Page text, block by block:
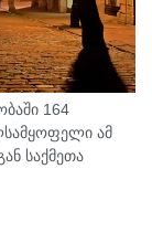
164
ამ
საქმეთა
და 2026